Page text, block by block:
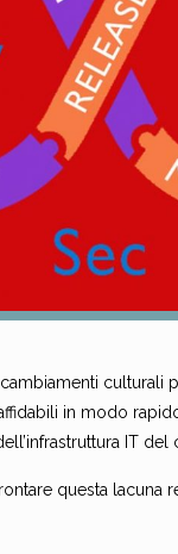
culturali
in modo
IT del
questa lacuna